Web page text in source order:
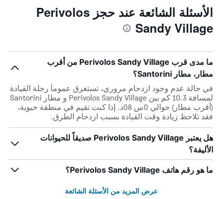
الأسئلة الشائعة عند حجز Perivolos
Sandy Village
ما مدى قرب Perivolos Sandy Village من أقرب
مطار، مطار Santorini؟
في حالة عدم وجود ازدحام مروري، تستغرق عموماً رحلة القيادة
لمسافة 10.3 كم بين Perivolos Sandy Village و مطار Santorini
(أقرب مطار) حوالي 0س 08د. إذا كنت تقيم في منطقة حيوية،
فقد تلاحظ زيادة وقت القيادة بسبب ازدحام الطرق.
هل يعتبر Perivolos Sandy Village صديقاً للحيوانات
الأليفة؟
ما هو رقم هاتف Perivolos Sandy Village؟
عرض المزيد من الأسئلة الشائعة